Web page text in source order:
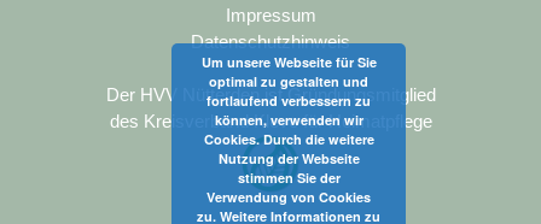
Impressum
Datenschutzhinweis
Der HVV Nütterden ist Gründungsmitglied
des Kreisverband Kleve für Heimatpflege
Um unsere Webseite für Sie
optimal zu gestalten und
fortlaufend verbessern zu
können, verwenden wir
Cookies. Durch die weitere
Nutzung der Webseite
stimmen Sie der
Verwendung von Cookies
zu. Weitere Informationen zu